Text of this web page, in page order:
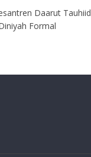
Daarut Tauhiid
Formal